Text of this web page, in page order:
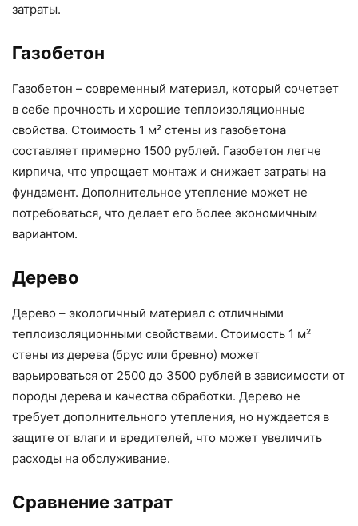
затраты.
Газобетон
Газобетон – современный материал, который сочетает
в себе прочность и хорошие теплоизоляционные
свойства. Стоимость 1 м² стены из газобетона
составляет примерно 1500 рублей. Газобетон легче
кирпича, что упрощает монтаж и снижает затраты на
фундамент. Дополнительное утепление может не
потребоваться, что делает его более экономичным
вариантом.
Дерево
Дерево – экологичный материал с отличными
теплоизоляционными свойствами. Стоимость 1 м²
стены из дерева (брус или бревно) может
варьироваться от 2500 до 3500 рублей в зависимости от
породы дерева и качества обработки. Дерево не
требует дополнительного утепления, но нуждается в
защите от влаги и вредителей, что может увеличить
расходы на обслуживание.
Сравнение затрат